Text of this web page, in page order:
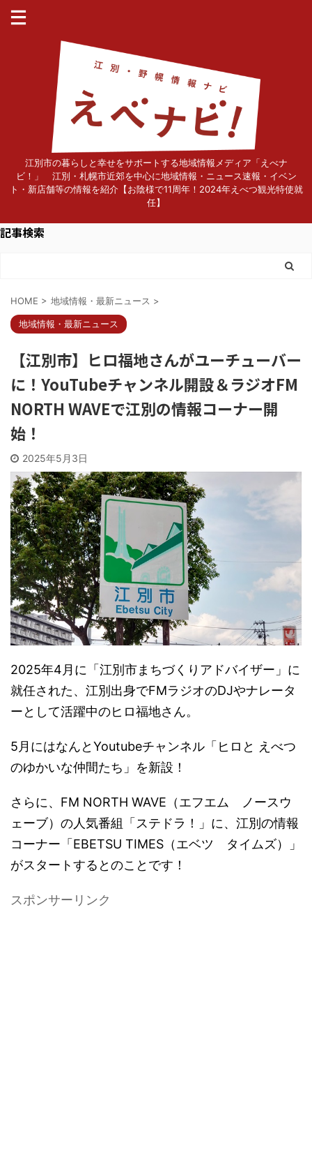
江別市の暮らしと幸せをサポートする地域情報メディア「えべナ
ビ！」 江別・札幌市近郊を中心に地域情報・ニュース速報・イベン
ト・新店舗等の情報を紹介【お陰様で11周年！2024年えべつ観光特使就
任】
記事検索
HOME > 地域情報・最新ニュース >
地域情報・最新ニュース
【江別市】ヒロ福地さんがユーチューバー
に！YouTubeチャンネル開設＆ラジオFM
NORTH WAVEで江別の情報コーナー開
始！
2025年5月3日
2025年4月に「江別市まちづくりアドバイザー」に
就任された、江別出身でFMラジオのDJやナレータ
ーとして活躍中のヒロ福地さん。
5月にはなんとYoutubeチャンネル「ヒロと えべつ
のゆかいな仲間たち」を新設！
さらに、FM NORTH WAVE（エフエム ノースウ
ェーブ）の人気番組「ステドラ！」に、江別の情報
コーナー「EBETSU TIMES（エベツ タイムズ）」
がスタートするとのことです！
スポンサーリンク